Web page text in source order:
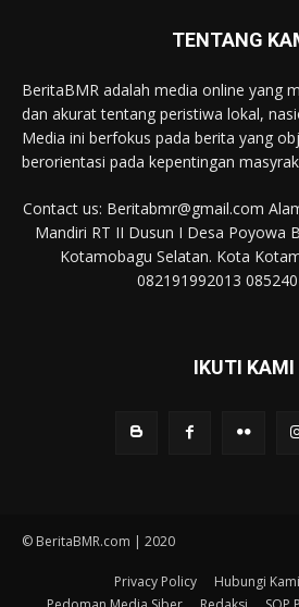
TENTANG
BeritaBMR adalah media online yang
dan akurat tentang peristiwa lokal,
Media ini berfokus pada berita yang
berorientasi pada kepentingan
Contact us: Beritabmr@gmail.com
Mandiri RT II Dusun I Desa Poyowa
Kotamobagu Selatan. Kota
082191992013
IKUTI KAMI
© BeritaBMR.com | 2020
Privacy Policy Hubungi Kami